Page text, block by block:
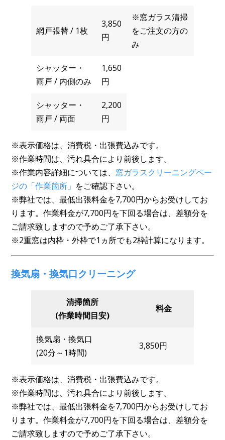
網戸張替 / 1枚
3,850
円
※窓ガラス清掃
をご注文の方の
み
シャッター・
雨戸 / 内側のみ
1,650
円
シャッター・
雨戸 / 両面
2,200
円
※表示価格は、消費税・出張費込みです。
※作業時間は、汚れ具合により前後します。
※作業内容詳細については、 窓ガラスクリーニングペー
ジの「作業箇所」 をご確認下さい。
※弊社では、最低出張料金を7,700円からお受けしてお
ります。作業料金が7,700円を下回る場合は、差額分を
ご請求致しますので予めご了承下さい。
※2重窓は内枠・外枠で1ヵ所でも2枠計算になります。
換気扇・換気口クリーニング
清掃箇所
(作業時間目安)
料金
換気扇・換気口
(20分～1時間)
3,850円
※表示価格は、消費税・出張費込みです。
※作業時間は、汚れ具合により前後します。
※弊社では、最低出張料金を7,700円からお受けしてお
ります。作業料金が7,700円を下回る場合は、差額分を
ご請求致しますので予めご了承下さい。